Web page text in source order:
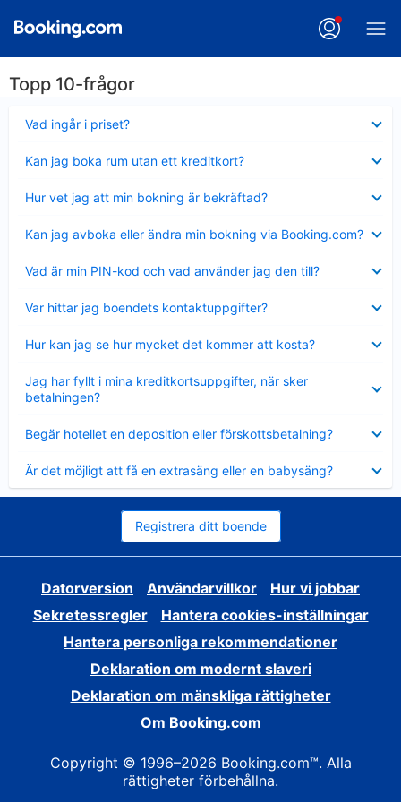
Topp 10-frågor
Vad ingår i priset?
mindre
Kan jag boka rum utan ett kreditkort?
mindre
Hur vet jag att min bokning är bekräftad?
mindre
Kan jag avboka eller ändra min bokning via Booking.com?
mindre
Vad är min PIN-kod och vad använder jag den till?
mindre
Var hittar jag boendets kontaktuppgifter?
mindre
Hur kan jag se hur mycket det kommer att kosta?
mindre
Jag har fyllt i mina kreditkortsuppgifter, när sker
betalningen?
mindre
Begär hotellet en deposition eller förskottsbetalning?
mindre
Är det möjligt att få en extrasäng eller en babysäng?
mindre
Registrera ditt boende
Datorversion Användarvillkor
Hur vi jobbar
Sekretessregler
Hantera cookies-inställningar
Hantera personliga rekommendationer
Deklaration om modernt slaveri
Deklaration om mänskliga rättigheter
Om Booking.com
Copyright © 1996–2026 Booking.com™. Alla
rättigheter förbehållna.